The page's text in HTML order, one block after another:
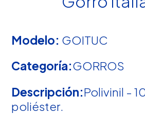
Modelo: GOITUC
Categoría:GORROS
Descripción:Polivinil -
poliéster.